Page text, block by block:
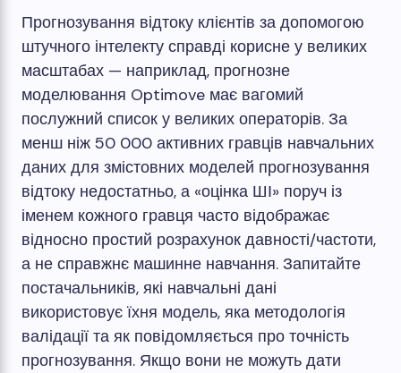
Прогнозування відтоку клієнтів за допомогою
штучного інтелекту справді корисне у великих
масштабах — наприклад, прогнозне
моделювання Optimove має вагомий
послужний список у великих операторів. За
менш ніж 50 000 активних гравців навчальних
даних для змістовних моделей прогнозування
відтоку недостатньо, а «оцінка ШІ» поруч із
іменем кожного гравця часто відображає
відносно простий розрахунок давності/частоти,
а не справжнє машинне навчання. Запитайте
постачальників, які навчальні дані
використовує їхня модель, яка методологія
валідації та як повідомляється про точність
прогнозування. Якщо вони не можуть дати